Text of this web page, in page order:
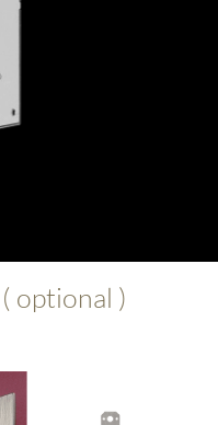
optional )